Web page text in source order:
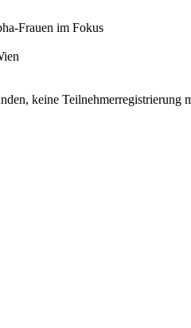
Frauen im Fokus
keine Teilnehmerregistrierung